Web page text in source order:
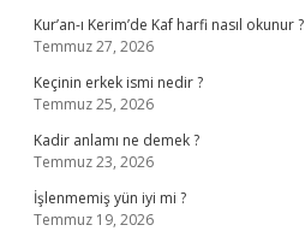
Kur’an-ı Kerim’de Kaf harfi nasıl okunur ?
Temmuz 27, 2026
Keçinin erkek ismi nedir ?
Temmuz 25, 2026
Kadir anlamı ne demek ?
Temmuz 23, 2026
İşlenmemiş yün iyi mi ?
Temmuz 19, 2026